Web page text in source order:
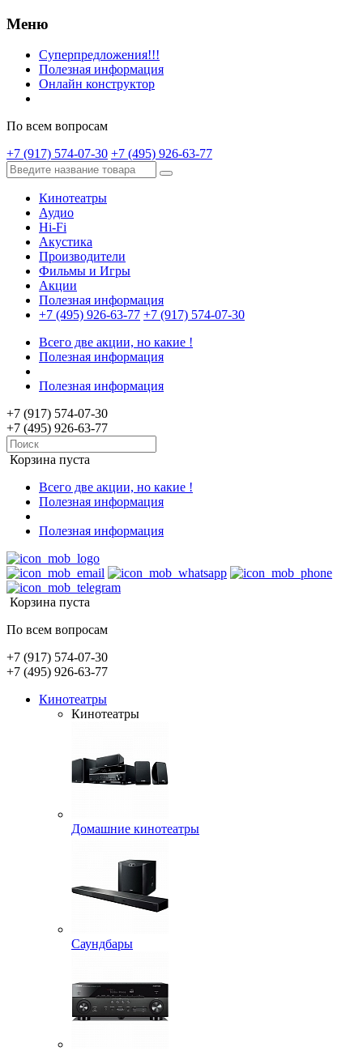
Меню
Суперпредложения!!!
Полезная информация
Онлайн конструктор
По всем вопросам
+7 (917) 574-07-30 +7 (495) 926-63-77
Кинотеатры
Аудио
Hi-Fi
Акустика
Производители
Фильмы и Игры
Акции
Полезная информация
+7 (495) 926-63-77 +7 (917) 574-07-30
Всего две акции, но какие !
Полезная информация
Полезная информация
+7 (917) 574-07-30
+7 (495) 926-63-77
Корзина пуста
Всего две акции, но какие !
Полезная информация
Полезная информация
Корзина пуста
По всем вопросам
+7 (917) 574-07-30
+7 (495) 926-63-77
Кинотеатры
Кинотеатры
Домашние кинотеатры
Саундбары